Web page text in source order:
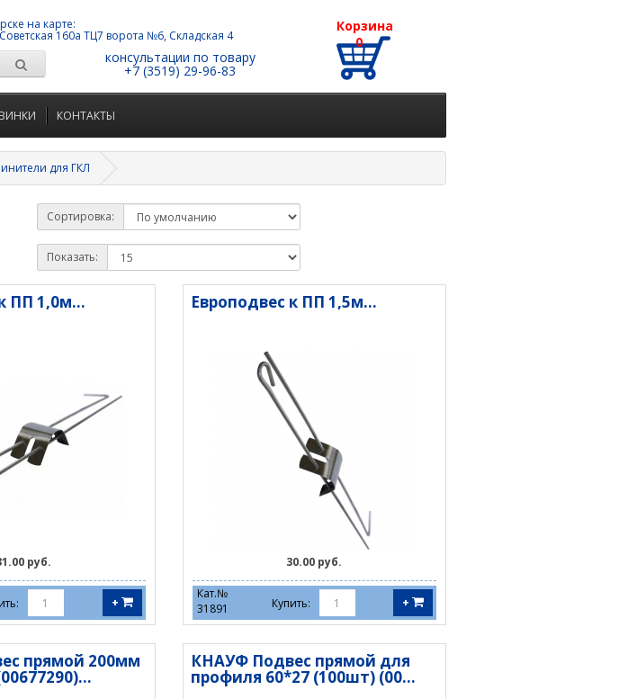
на карте:
160а ТЦ7 ворота №6, Складская 4
консультации по товару
+7 (3519) 29-96-83
Корзина
0
КОНТАКТЫ
для ГКЛ
Сортировка:
Показать:
ПП 1,0м...
руб.
+
Европодвес к ПП 1,5м...
30.00 руб.
Кат.№
31891
Купить: +
прямой 200мм КНАУФ Подвес прямой для
профиля 60*27 (100шт) (00...